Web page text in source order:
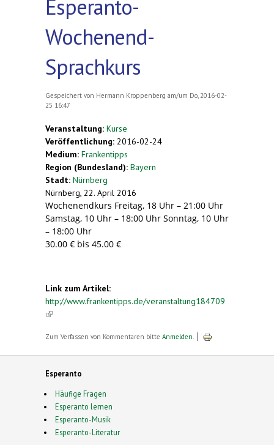
Esperanto-
Wochenend-
Sprachkurs
Gespeichert von Hermann Kroppenberg am/um Do, 2016-02-
25 16:47
Veranstaltung: Kurse
Veröffentlichung: 2016-02-24
Medium: Frankentipps
Region (Bundesland): Bayern
Stadt: Nürnberg
Nürnberg, 22. April 2016
Wochenendkurs Freitag, 18 Uhr – 21:00 Uhr
Samstag, 10 Uhr – 18:00 Uhr Sonntag, 10 Uhr
– 18:00 Uhr
30.00 € bis 45.00 €
Link zum Artikel:
http://www.frankentipps.de/veranstaltung184709
(link is external)
Zum Verfassen von Kommentaren bitte Anmelden
Esperanto
Häufige Fragen
Esperanto lernen
Esperanto-Musik
Esperanto-Literatur